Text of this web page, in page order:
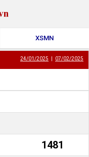
XSMN
24/01/2025 07/02/2025
1481